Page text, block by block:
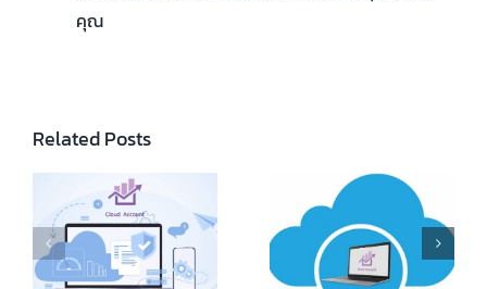
คุณ
Related Posts
How Much Does
Cloud Accounting
Software Cost
Online Accounting
Program
Comparison:
Cloud Accounting
Software vs.